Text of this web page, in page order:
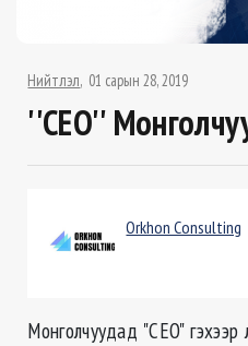
Нийтлэл 01 сарын 28, 2019
''CEO''
Orkhon Consulting
Монголчуудад "CEO" гэхээр